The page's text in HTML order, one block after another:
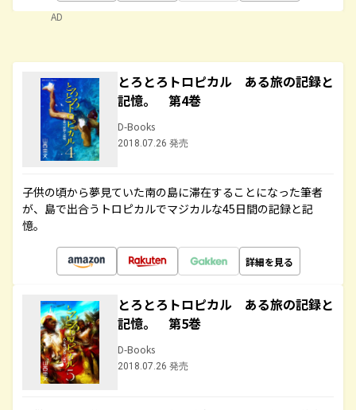
AD
とろとろトロピカル ある旅の記録と
記憶。 第4巻
D-Books
2018.07.26 発売
子供の頃から夢見ていた南の島に滞在することになった筆者
が、島で出合うトロピカルでマジカルな45日間の記録と記
憶。
詳細を見る
とろとろトロピカル ある旅の記録と
記憶。 第5巻
D-Books
2018.07.26 発売